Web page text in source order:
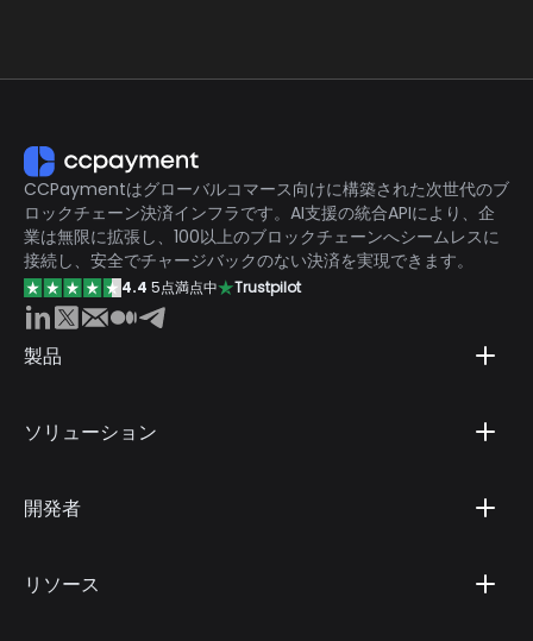
客にクレジットとして提供することができます。
CCPaymentはグローバルコマース向けに構築された次世代のブ
ロックチェーン決済インフラです。AI支援の統合APIにより、企
業は無限に拡張し、100以上のブロックチェーンへシームレスに
接続し、安全でチャージバックのない決済を実現できます。
4.4 5点満点中 Trustpilot
製品
ソリューション
開発者
リソース